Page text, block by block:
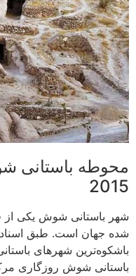
محوطه باستانی
2015
شهر باستانی شوش یکی از
شده جهان است. طبق
باشکوه‌ترین شهرهای
باستانی شوش روزگاری